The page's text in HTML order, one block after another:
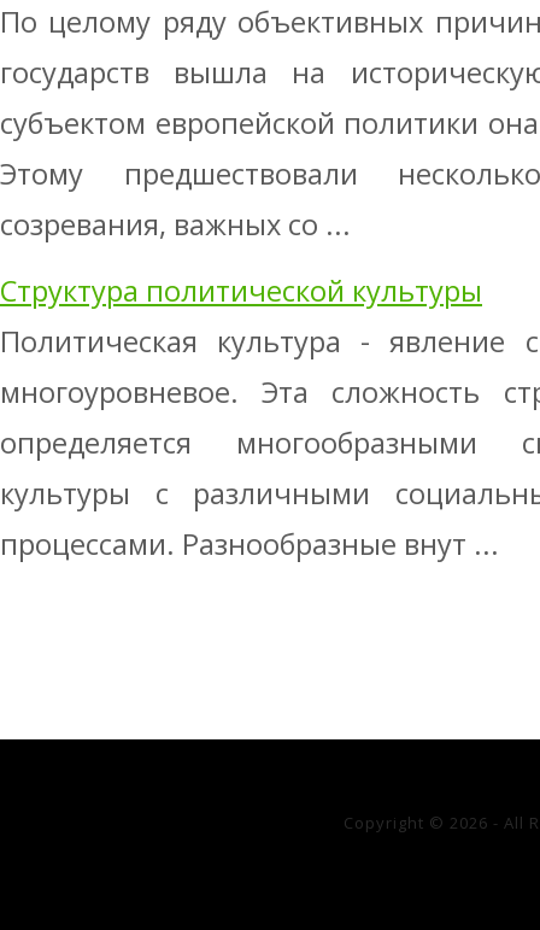
По целому ряду объективных
государств вышла на
субъектом европейской политики
Этому предшествовали
созревания, важных со ...
Структура политической культуры
Политическая культура - явление
многоуровневое. Эта сложность
определяется многообразными
культуры с различными
процессами. Разнообразные внут ...
Copyright © 2026 - All